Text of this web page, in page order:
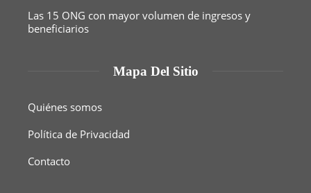
Las 15 ONG con mayor volumen de ingresos y
beneficiarios
Mapa Del Sitio
Quiénes somos
Política de Privacidad
Contacto